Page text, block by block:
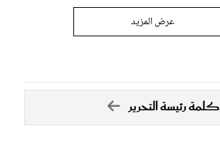
عرض المزيد
كلمة رئيسة التحرير